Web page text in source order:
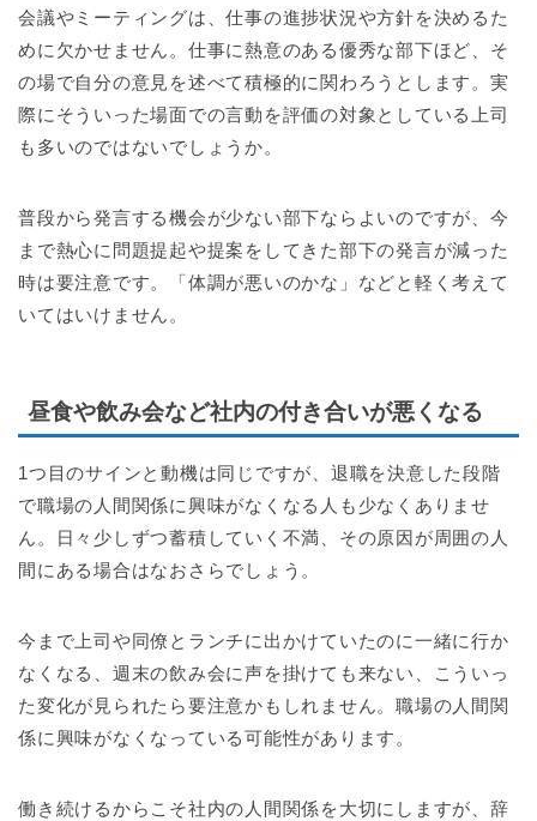
会議やミーティングは、仕事の進捗状況や方針を決めるた
めに欠かせません。仕事に熱意のある優秀な部下ほど、そ
の場で自分の意見を述べて積極的に関わろうとします。実
際にそういった場面での言動を評価の対象としている上司
も多いのではないでしょうか。
普段から発言する機会が少ない部下ならよいのですが、今
まで熱心に問題提起や提案をしてきた部下の発言が減った
時は要注意です。「体調が悪いのかな」などと軽く考えて
いてはいけません。
昼食や飲み会など社内の付き合いが悪くなる
1つ目のサインと動機は同じですが、退職を決意した段階
で職場の人間関係に興味がなくなる人も少なくありませ
ん。日々少しずつ蓄積していく不満、その原因が周囲の人
間にある場合はなおさらでしょう。
今まで上司や同僚とランチに出かけていたのに一緒に行か
なくなる、週末の飲み会に声を掛けても来ない、こういっ
た変化が見られたら要注意かもしれません。職場の人間関
係に興味がなくなっている可能性があります。
働き続けるからこそ社内の人間関係を大切にしますが、辞